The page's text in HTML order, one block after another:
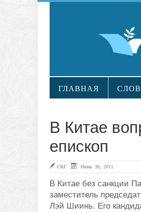
ГЛАВНАЯ
В Китае
епископ
СКГ Июнь 30, 2011
В Китае без санкции
заместитель
Лэй Шиинь. Его